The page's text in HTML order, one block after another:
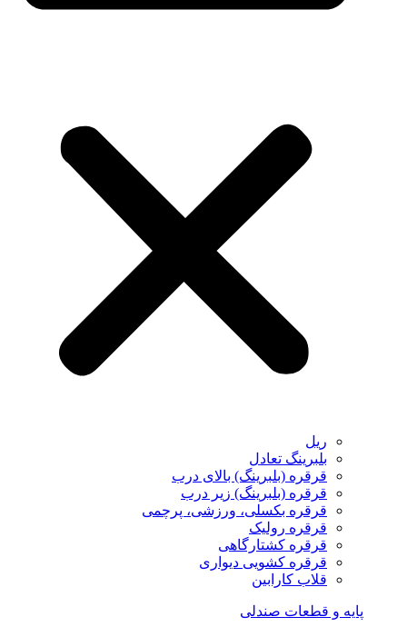
ریل
بلبرینگ تعادل
قرقره (بلبرینگ) بالای درب
قرقره (بلبرینگ) زیر درب
قرقره بکسلی، ورزشی، پرچمی
قرقره رولیک
قرقره کشتارگاهی
قرقره کشویی دیواری
قلاب کارابین
پایه و قطعات صندلی